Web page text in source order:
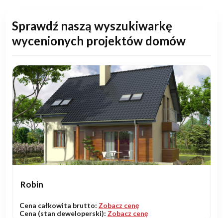
Sprawdź naszą wyszukiwarkę
wycenionych projektów domów
Robin
Cena całkowita brutto: Zobacz cenę
Cena (stan deweloperski): Zobacz cenę